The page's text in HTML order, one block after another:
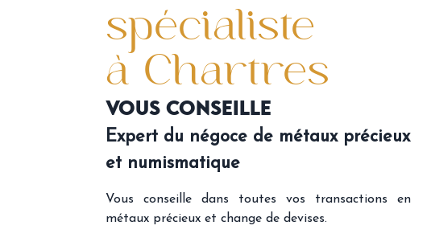
spécialiste
à Chartres
VOUS CONSEILLE
Expert du négoce de métaux précieux
et numismatique
Vous conseille dans toutes vos transactions en
métaux précieux et change de devises.